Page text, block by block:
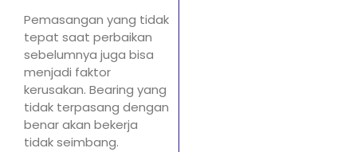
Pemasangan yang tidak
tepat saat perbaikan
sebelumnya juga bisa
menjadi faktor
kerusakan. Bearing yang
tidak terpasang dengan
benar akan bekerja
tidak seimbang.